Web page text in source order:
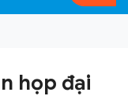
họp đại